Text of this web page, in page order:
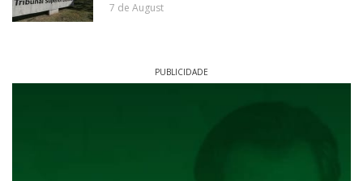
7 de August
PUBLICIDADE